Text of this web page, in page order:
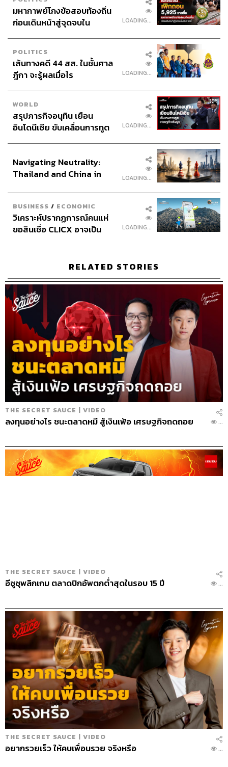
ผู้หญิงหลายคน เขามักพูดเรื่องดูดวง เลยลองเอามาต่อยอด
เป็นแพลตฟอร์ม ที่ผ่านการทดลองจากเพจเฟซบุ๊กมาแล้ว ซึ่ง
ผลตอบรับดีมาก ตอนนี้มีคนกดไลก์เกือบ 6 แสนคนแล้ว
มากกว่าแค่ ‘รายได้’ คือ ตัวเลขผู้ใช้และเวลา
ปี 2560 เป็นปีแรกที่เรามีกำไร รายได้หลักของเราคือการเก็บ
เงินลูกค้า เรียกว่า Micro Payment ผู้ใช้จะเสียเงินให้จากการ
อ่านนิยาย บทละ 3-4 บาท ช่วงแรกนักเขียนอาจยังไม่กล้าเก็บ
เงิน เพราะกลัวไม่มีคนอ่าน แต่เมื่อไรที่เริ่มมีชื่อเสียง นิยาย
บางเรื่องสร้างรายได้ให้หลายล้านบาทเลยทีเดียว
ทุกวันนี้เป้าหมายหลักของเรายังไม่ใช่รายได้ แต่เป็นตัวเลขผู้
ใช้ (MAUs) กับเวลาที่พวกเขาจะอยู่กับเราในแต่ละวันให้ได้
มากที่สุด จากแพลตฟอร์มมากมายที่มี เราเก็บเงินผู้ใช้อยู่แค่
2-3 ตัวเท่านั้นเอง
ทุกครั้งที่มีทางเลือก สิ่งที่ใช้ตัดสินใจคือ ‘เวลา’
ผมใช้เทคโนโลยีในการขับเคลื่อนธุรกิจ เลยบอกได้ว่าต้นทุน
ไม่ใช่เรื่องใหญ่ เท่ากับความสำคัญเรื่องเวลา เพราะเวลามี
จำกัด มันมีทั้งเวลาของคนทั้งประเทศ เวลาของบริษัท เวลา
ของตัวผม และเวลาของผู้ใช้ ถ้าต้องเลือกระหว่างซ้ายหรือ
ขวา สิ่งที่ใช้ตัดสินใจคือเวลา
วิธีคิดที่ทำให้สร้างโปรดักต์ใหม่ได้อยู่เสมอ
หลายครั้งโปรดักต์ใหม่มาจากโอกาสที่เราเห็นในชีวิตประจำ
วัน สิ่งที่สำคัญคือ เราต้องเป็นคนที่ใจกว้างยอมรับฟังโลกที่ตัว
เองไม่คุ้นเคย ตัวอย่างเช่น ศิลปะกับวิทยาศาสตร์ เรามี
โปรแกรมเมอร์ที่เก่งเทคโนโลยีแต่ไม่เก่งดีไซน์ หรือมีกราฟิก
ผสานระหว่างการเขียนการวาดมาผูกกับเทคโนโลยี สองส่วน
นี้แยกออกจากกันไม่ได้ ฉะนั้นในจุดที่สองสิ่งมาเจอกันมันคือ
Magic และทำให้คนใช้มีความสุขอย่างแท้จริง มันจึงย้อน
ครั้งมีคนที่เอาความไม่รู้ของคนมาใช้หากินในทางไม่สุจริต
โดยที่พวกเขาไม่ได้สร้างระบบขึ้นมาจริงเลยด้วยซ้ำ เพียงแต่
ใช้กระแสข่าวมาหลอกลวง ลองนึกถึงการทำแพลตฟอร์ม
เขียนไม่เคยรู้ว่าเงินที่เราจ่ายไปตรงกับจำนวนคนอ่านจริง
หรือเปล่า มันเป็นความรับผิดชอบของคนทำงานที่ต้องมีศีล
ธรรมนำหน้าที่การงานเพื่อความถูกต้อง และท่องไว้เสมอว่า
‘คนโกงไม่เคยชนะ คนชนะไม่ต้องโกง’ นี่คือสิ่งแรกที่ผมปลูก
ฝังพนักงานเสมอ
บทเรียนจากความล้มเหลว
เราไม่ได้อยากผิดพลาดเร็ว แต่อยากประสบความสำเร็จใน
ระยะยาว ฉะนั้นในระยะสั้น ถ้าเราล้มเหลว มันควรจะได้บท
เรียนอะไรมาบางอย่าง เช่น Ookbee Mall เป็นโปรเจกต์ที่ล้ม
เหลว แต่ผมได้บทเรียนมาหลายเรื่อง อย่างที่บอกว่าเรา
มหากาพย์โกงข้อสอบท้องถิ่น
ก่อนเดินหน้าสู่จุดจบใน
LOADING...
POLITICS
เส้นทางคดี 44 สส. ในชั้นศาล
ฎีกา จะรู้ผลเมื่อไร
LOADING...
WORLD
สรุปภารกิจอนุทิน เยือน
อินโดนีเซีย ขับเคลื่อนการทูต
อินโดนีเซีย
LOADING...
Navigating Neutrality:
Thailand and China in
LOADING...
BUSINESS / ECONOMIC
วิเคราะห์ปรากฏการณ์คนแห่
ขอสินเชื่อ CLICX อาจเป็น
LOADING...
RELATED STORIES
THE SECRET SAUCE | VIDEO
ลงทุนอย่างไร ชนะตลาดหมี สู้เงินเฟ้อ เศรษฐกิจถดถอย ...
THE SECRET SAUCE | VIDEO
อีซูซุพลิกเกม ตลาดปิกอัพตกต่ำสุดในรอบ 15 ปี ...
THE SECRET SAUCE | VIDEO
อยากรวยเร็ว ให้คบเพื่อนรวย จริงหรือ ...